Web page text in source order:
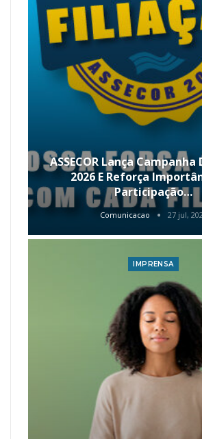
ASSECOR Lança Campanha
2026 E Reforça
Participação…
Comunicacao 27 jul,
IMPRENSA